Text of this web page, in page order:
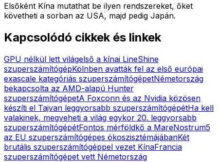
Elsőként Kína mutathat be ilyen rendszereket, őket
követheti a sorban az USA, majd pedig Japán.
Kapcsolódó cikkek és linkek
GPU nélkül lett világelső a kínai LineShine
szuperszámítógépKölnben avatták fel az első európai
exascale kategóriás szuperszámítógépetNémetország
bekapcsolta az AMD-alapú Hunter
szuperszámítógépetA Foxconn és az Nvidia közösen
készíti el Tajvan leggyorsabb szuperszámítógépétHa kell
valakinek, megveheti a világ egykor 20. leggyorsabb
szuperszámítógépétFontos mérföldkő a MareNostrum5
az EU szuperszámítógépes ökoszisztémájábanKét
brutális szuperszámítógéppel vezet KínaFrancia
szuperszámítógépet vett Németország